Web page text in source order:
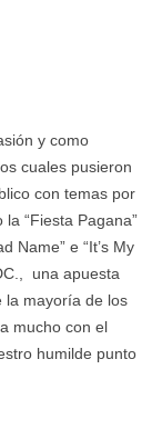
y como
los cuales pusieron
con temas por
“Fiesta Pagana”
Name” e “It’s My
una apuesta
la mayoría de los
mucho con el
humilde punto